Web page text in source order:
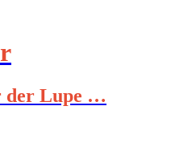
der Lupe …